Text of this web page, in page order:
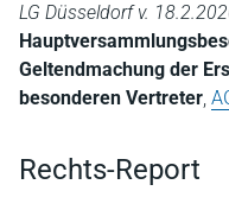
LG Düsseldorf v.
Geltendmachung der
besonderen Vertreter,
Rechts-Report